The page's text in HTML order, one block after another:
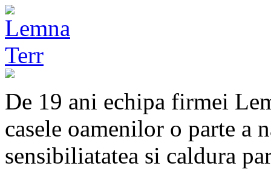
De 19 ani echipa firmei
casele oamenilor o parte a
sensibiliatatea si caldura